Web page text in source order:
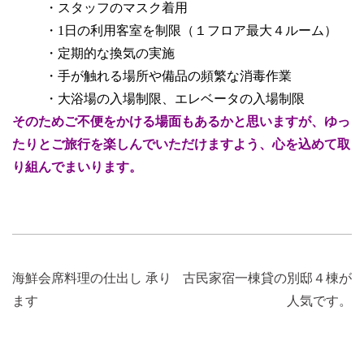
・スタッフのマスク着用
・1日の利用客室を制限（１フロア最大４ルーム）
・定期的な換気の実施
・手が触れる場所や備品の頻繁な消毒作業
・大浴場の入場制限、エレベータの入場制限
そのためご不便をかける場面もあるかと思いますが、ゆっ
たりとご旅行を楽しんでいただけますよう、心を込めて取
り組んでまいります。
過
去
海鮮会席料理の仕出し 承り
ます
次
古民家宿一棟貸の別邸４棟が
人気です。